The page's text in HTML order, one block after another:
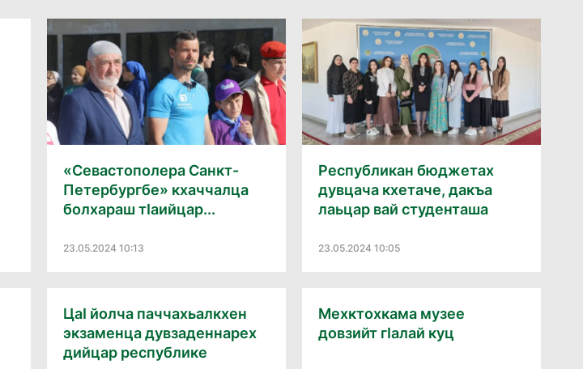
«Севастополера Санкт-
Петербургбе» кхаччалца
болхараш тӀаийцар...
23.05.2024 10:13
Республикан бюджетах
дувцача кхетаче, дакъа
лаьцар вай студенташа
23.05.2024 10:05
ЦаӀ йолча паччахьалкхен
экзаменца дувзаденнарех
дийцар республике
Мехктохкама музее
довзийт гӀалай куц